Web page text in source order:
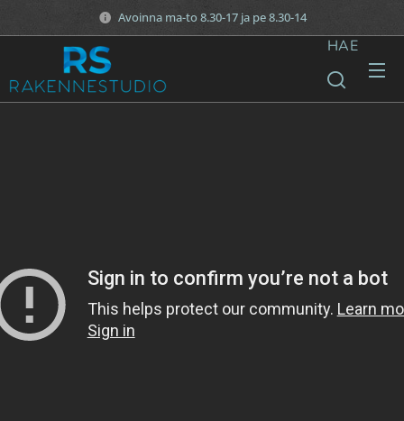
Avoinna ma-to 8.30-17 ja pe 8.30-14
HAE